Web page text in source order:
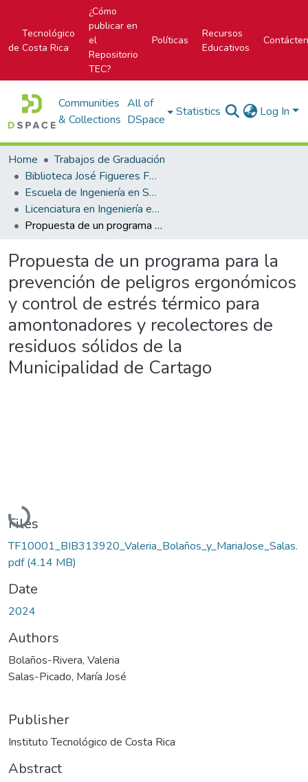
Tecnológico
de Costa Rica
¿Cómo
publicar en
el
Repositorio
TEC?
Políticas
Recursos
Educativos
Communities
& Collections
All of
DSpace
Statistics Log In
Home
Trabajos de Graduación
Biblioteca José Figueres Ferrer
Escuela de Ingeniería en Seguridad Laboral e Higiene Ambiental
Licenciatura en Ingeniería en Seguridad Laboral e Higiene Ambiental
Propuesta de un programa para la prevención de peligros ergonómicos y control de estrés térmico para amontonadores y recolectores de residuos sólidos de la Municipalidad de Cartago
Propuesta de un programa para la
prevención de peligros ergonómicos
y control de estrés térmico para
amontonadores y recolectores de
residuos sólidos de la
Municipalidad de Cartago
Loading...
Files
TF10001_BIB313920_Valeria_Bolaños_y_MariaJose_Salas.
pdf(4.14 MB)
Date
2024
Authors
Bolaños-Rivera, Valeria
Salas-Picado, María José
Publisher
Instituto Tecnológico de Costa Rica
Abstract